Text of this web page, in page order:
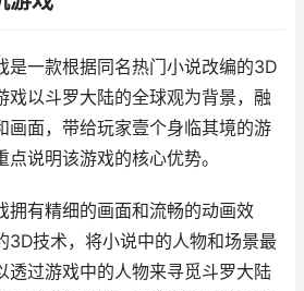
是一款根据同名热门小说改编的3D
戏以斗罗大陆的全球观为背景，融
画面，带给玩家壹个身临其境的游
说明该游戏的核心优势。
拥有精细的画面和流畅的动画效
3D技术，将小说中的人物和场景最
透过游戏中的人物来寻觅斗罗大陆